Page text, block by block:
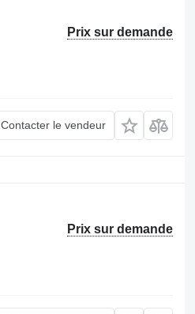
Prix sur demande
Contacter le vendeur
Prix sur demande